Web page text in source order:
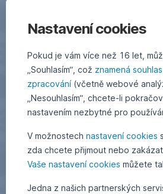
Nastavení cookies
Pokud je vám více než 16 let,
„Souhlasím“, což znamená
zpracování(včetně webové
„Nesouhlasím“, chcete-li
nastavením nezbytné pro
V možnostech nastavení cookies
zda chcete přijmout nebo
Vaše nastavení cookies můžete
Jedna z našich partnerských